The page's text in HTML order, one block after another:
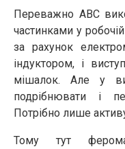
Переважно АВС
частинками у
за рахунок
індуктором, і
мішалок. Але у
подрібнювати і
Потрібно лише
Тому тут